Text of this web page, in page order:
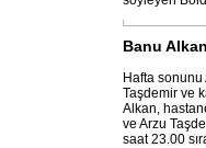
Banu
Hafta
Taşdemir ve
Alkan,
ve Arzu
saat 23.00